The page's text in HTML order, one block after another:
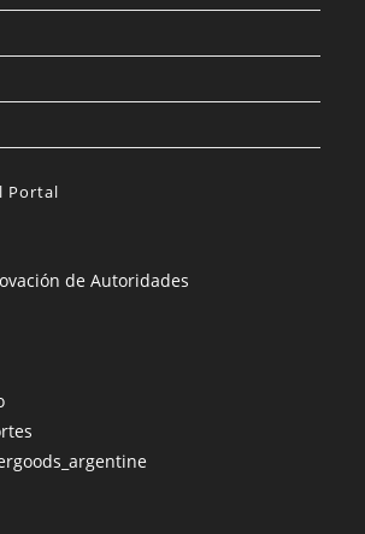
Portal
de Autoridades